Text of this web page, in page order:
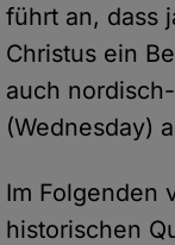
führt an, dass
Christus ein
auch
(Wednesday)
Im Folgenden
historischen